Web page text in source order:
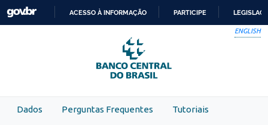
Skip to main content
PARA
O
CONTEÚDO
ACESSO À INFORMAÇÃO PARTICIPE
ENGLISH
Dados Perguntas Frequentes Tutoriais